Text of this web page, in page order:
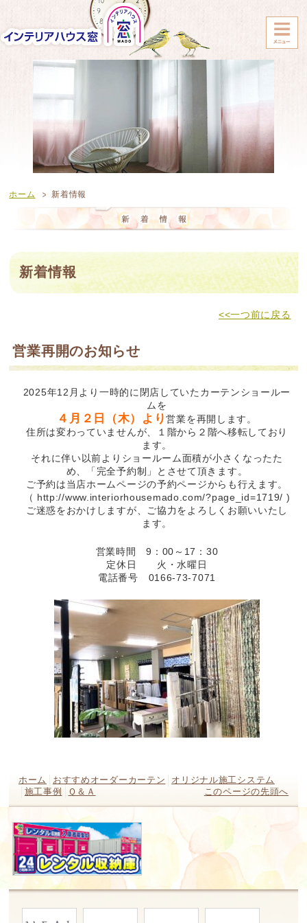
ホーム 新着情報
新着情報
<<一つ前に戻る
営業再開のお知らせ
2025年12月より一時的に閉店していたカーテンショールー
ムを
４月２日（木）より営業を再開します。
住所は変わっていませんが、１階から２階へ移転しており
ます。
それに伴い以前よりショールーム面積が小さくなったた
め、「完全予約制」とさせて頂きます。
ご予約は当店ホームページの予約ページからも行えます。
（ http://www.interiorhousemado.com/?page_id=1719/ )
ご迷惑をおかけしますが、ご協力をよろしくお願いいたし
ます。
営業時間 9：00～17：30
定休日 火・水曜日
電話番号 0166-73-7071
ホーム おすすめオーダーカーテン
オリジナル施工システム
施工事例
Ｑ＆Ａ このページの先頭へ